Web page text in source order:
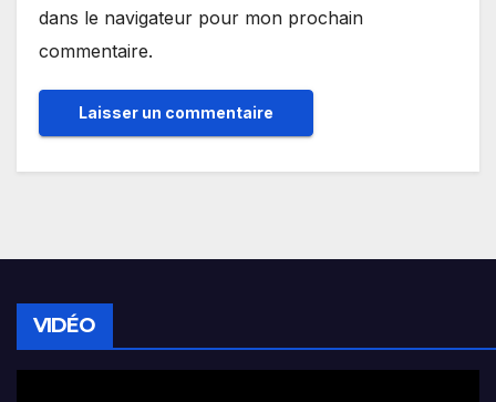
dans le navigateur pour mon prochain
commentaire.
VIDÉO